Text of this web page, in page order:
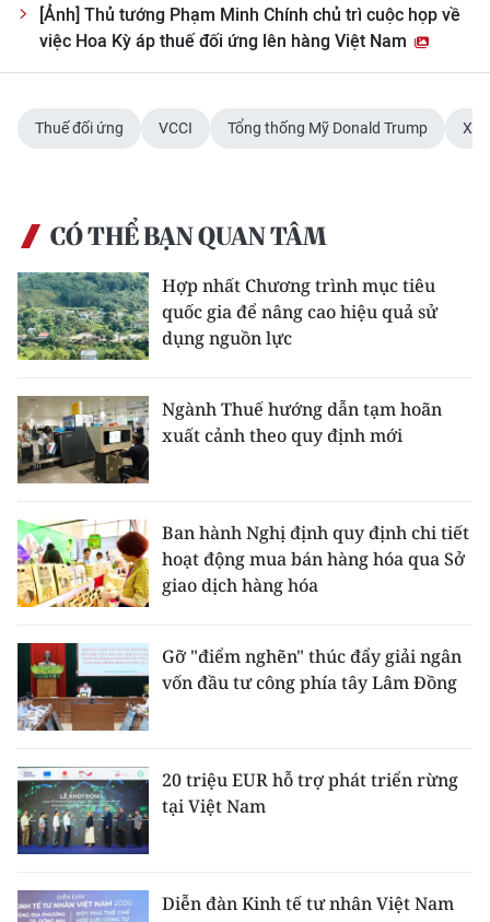
[Ảnh] Thủ tướng Phạm Minh Chính chủ trì cuộc họp về
việc Hoa Kỳ áp thuế đối ứng lên hàng Việt Nam
Thuế đối ứng VCCI Tổng thống Mỹ Donald Trump
CÓ THỂ BẠN QUAN TÂM
Hợp nhất Chương trình mục tiêu
quốc gia để nâng cao hiệu quả sử
dụng nguồn lực
Ngành Thuế hướng dẫn tạm hoãn
xuất cảnh theo quy định mới
Ban hành Nghị định quy định chi tiết
hoạt động mua bán hàng hóa qua Sở
giao dịch hàng hóa
Gỡ "điểm nghẽn" thúc đẩy giải ngân
vốn đầu tư công phía tây Lâm Đồng
20 triệu EUR hỗ trợ phát triển rừng
tại Việt Nam
Diễn đàn Kinh tế tư nhân Việt Nam